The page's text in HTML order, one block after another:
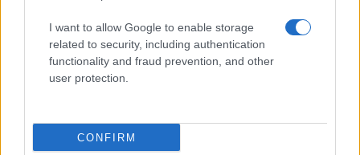
I want to allow Google to enable storage
related to security, including authentication
functionality and fraud prevention, and other
user protection.
CONFIRM